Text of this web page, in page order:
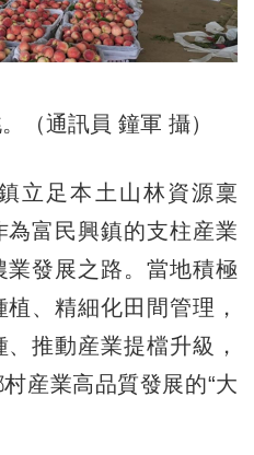
（通訊員 鐘軍 攝）
足本土山林資源稟
富民興鎮的支柱産業
發展之路。當地積極
、精細化田間管理，
推動産業提檔升級，
産業高品質發展的“大